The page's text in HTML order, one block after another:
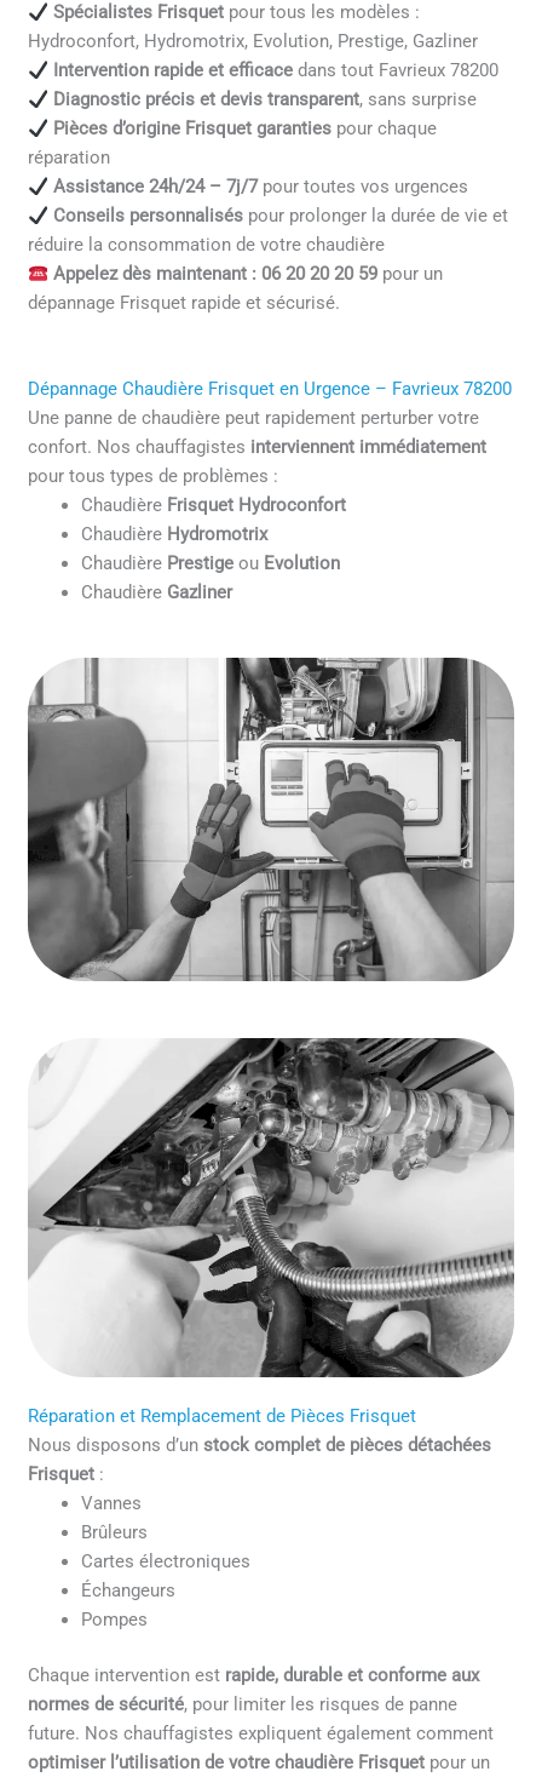
Spécialistes Frisquetpour tous les modèles :
Hydroconfort, Hydromotrix, Evolution, Prestige, Gazliner
Intervention rapide et efficacedans tout Favrieux 78200
Diagnostic précis et devis transparent, sans surprise
Pièces d’origine Frisquet garantiespour chaque
réparation
Assistance 24h/24 – 7j/7pour toutes vos urgences
Conseils personnaliséspour prolonger la durée de vie et
réduire la consommation de votre chaudière
Appelez dès maintenant : 06 20 20 20 59pour un
dépannage Frisquet rapide et sécurisé.
Dépannage Chaudière Frisquet en Urgence – Favrieux 78200
Une panne de chaudière peut rapidement perturber votre
confort. Nos chauffagistes interviennent immédiatement
pour tous types de problèmes :
Chaudière Frisquet Hydroconfort
Chaudière Hydromotrix
Chaudière Prestige ou Evolution
Chaudière Gazliner
Réparation et Remplacement de Pièces Frisquet
Nous disposons d’unstock complet de pièces détachées
Frisquet :
Vannes
Brûleurs
Cartes électroniques
Échangeurs
Pompes
Chaque intervention est rapide, durable et conforme aux
normes de sécurité, pour limiter les risques de panne
future. Nos chauffagistes expliquent également comment
optimiser l’utilisation de votre chaudière Frisquet pour un